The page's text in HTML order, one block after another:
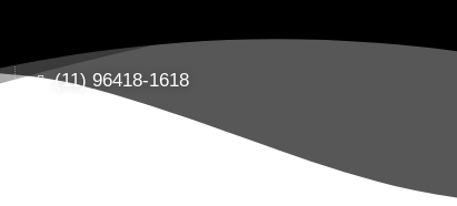
(11) 96418-1618